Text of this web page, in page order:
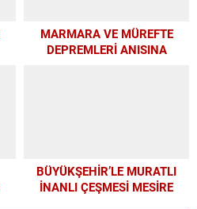
MARMARA VE MÜREFTE
DEPREMLERİ ANISINA
BÜYÜKŞEHİR’LE MURATLI
İNANLI ÇEŞMESİ MESİRE